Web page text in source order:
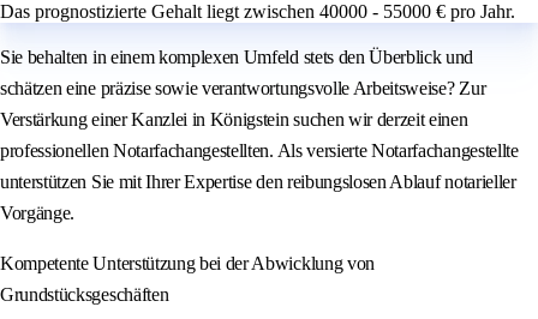
Das prognostizierte Gehalt liegt zwischen 40000 - 55000 € pro Jahr.
Sie behalten in einem komplexen Umfeld stets den Überblick und
schätzen eine präzise sowie verantwortungsvolle Arbeitsweise? Zur
Verstärkung einer Kanzlei in Königstein suchen wir derzeit einen
professionellen Notarfachangestellten. Als versierte Notarfachangestellte
unterstützen Sie mit Ihrer Expertise den reibungslosen Ablauf notarieller
Vorgänge.
Kompetente Unterstützung bei der Abwicklung von
Grundstücksgeschäften